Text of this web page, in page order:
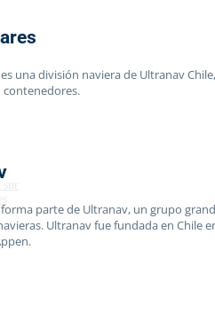
una división naviera de Ultranav
parte de Ultranav, un grupo
Ultranav fue fundada en Chile